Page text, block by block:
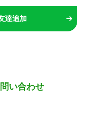
達追加
い合わせ